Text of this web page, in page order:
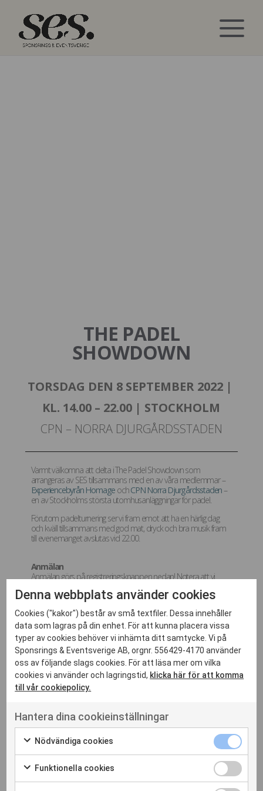
THE PADEL
SHOWDOWN
TORSDAG DEN 8 SEPTEMBER 2022 |
KL. 14.00 – 22.00 | STOCKHOLM
CPN – NORRA DJURGÅRDSSTADEN
Varmt välkomna att delta i The Padel Showdown som
arrangeras av SES tillsammans med en av våra medlemmar –
Experiencebyrån Homage ochCPN Norra Djurgårdsstaden–
en av Stockholms största utomhusanläggningar för padel.
Förutom padelturnering ser vi fram emot att ha en härlig dag
och kväll tillsammans med god mat, dryck och bra musik fram
till evenemanget avslutas vid 22.00.
Anmälan
Anmälan görs på registreringsknappen nedan! Notera att vi
vi tar för givet att oavsett om ni vill spela eller ej, att ni kommer
och umgås tillsammans med oss.
Plats
CPN Norra Djurgårdsstaden – Madängsgatan 18, Stockholm
Agenda
14:00 Dörrarna öppnas för välkomstmingel & uppvärmning
14:30 Turneringsgenomgång
15:00 start gruppspel
18:00 avslut gruppspel
18:15-20.00 Slutspel
20:15 Prisutdelning och mingel med mat, dryck och livemusik
Upplägg & Turneringsform
32 lag (lottning sker 1 Sep och informeras därefter)
8 grupper med 4 lag per grupp
Samtliga lag möter varandra i sin grupp i matcher á 30 min
Denna webbplats använder cookies
Cookies ("kakor") består av små textfiler. Dessa innehåller
data som lagras på din enhet. För att kunna placera vissa
typer av cookies behöver vi inhämta ditt samtycke. Vi på
Sponsrings & Eventsverige AB, orgnr. 556429-4170 använder
oss av följande slags cookies. För att läsa mer om vilka
cookies vi använder och lagringstid, klicka här för att komma
till vår cookiepolicy.
Hantera dina cookieinställningar
Nödvändiga cookies
Funktionella cookies